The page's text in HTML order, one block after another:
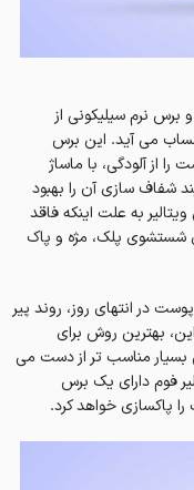
نرم سیلیکونی از
می آید. این برس
از آلودگی، با ماساژ
شفاف سازی آن را بهبود
به علت اینکه فاقد
شستشوی پلک، مژه و پاک
در انتهای روز، روند پیر
بهترین روش برای
مناسب تر از دست می
فوم دارای یک برس
پاکسازی خواهد کرد.